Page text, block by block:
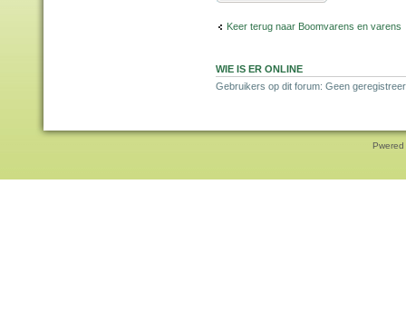
Keer terug naar Boomvarens en varens
WIE IS ER ONLINE
Gebruikers op dit forum: Geen